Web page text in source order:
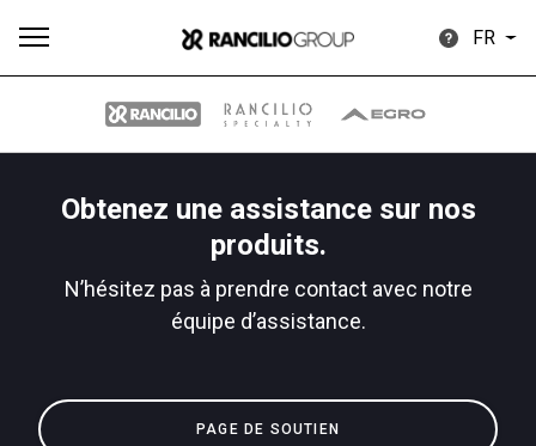
FR
Obtenez une assistance sur nos
produits.
N’hésitez pas à prendre contact avec notre
équipe d’assistance.
PAGE DE SOUTIEN
Produits Nouvelles
Our brands